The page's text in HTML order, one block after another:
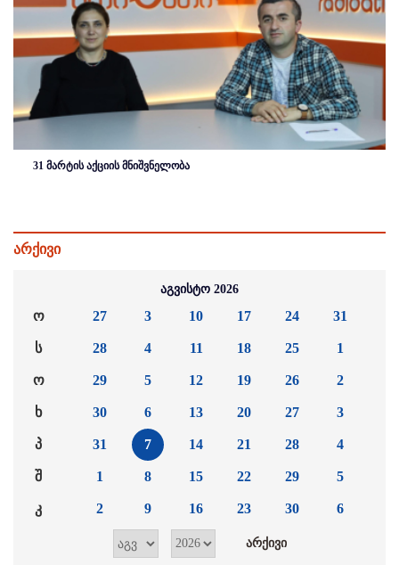
31 მარტის აქციის მნიშვნელობა
არქივი
აგვისტო 2026
ო
ს
ო
ხ
პ
შ
კ
27
28
29
30
31
1
2
3
4
5
6
7
8
9
10
11
12
13
14
15
16
17
18
19
20
21
22
23
24
25
26
27
28
29
30
31
1
2
3
4
5
6